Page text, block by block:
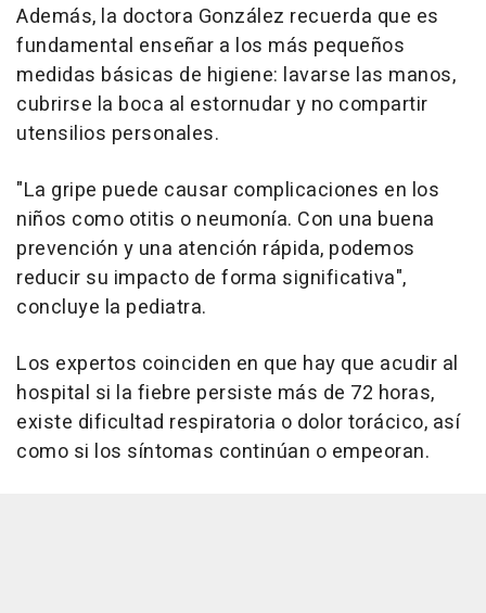
Además, la doctora González recuerda que es
fundamental enseñar a los más pequeños
medidas básicas de higiene: lavarse las manos,
cubrirse la boca al estornudar y no compartir
utensilios personales.
"La gripe puede causar complicaciones en los
niños como otitis o neumonía. Con una buena
prevención y una atención rápida, podemos
reducir su impacto de forma significativa",
concluye la pediatra.
Los expertos coinciden en que hay que acudir al
hospital si la fiebre persiste más de 72 horas,
existe dificultad respiratoria o dolor torácico, así
como si los síntomas continúan o empeoran.